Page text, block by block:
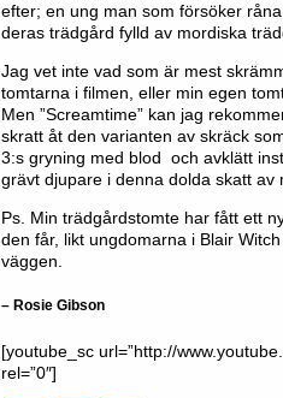
efter; en ung man som försöker
deras trädgård fylld av mordiska
Jag vet inte vad som är mest
tomtarna i filmen, eller min egen
Men ”Screamtime” kan jag
skratt åt den varianten av skräck
3:s gryning med blod och avklätt
grävt djupare i denna dolda skatt av
Ps. Min trädgårdstomte har fått ett
den får, likt ungdomarna i Blair
väggen.
– Rosie Gibson
[youtube_sc url=”http://
rel=”0″]